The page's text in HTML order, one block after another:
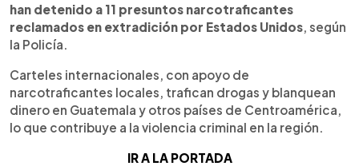
han detenido a 11 presuntos narcotraficantes
reclamados en extradición por Estados Unidos, según
la Policía.
Carteles internacionales, con apoyo de
narcotraficantes locales, trafican drogas y blanquean
dinero en Guatemala y otros países de Centroamérica,
lo que contribuye a la violencia criminal en la región.
IR A LA PORTADA